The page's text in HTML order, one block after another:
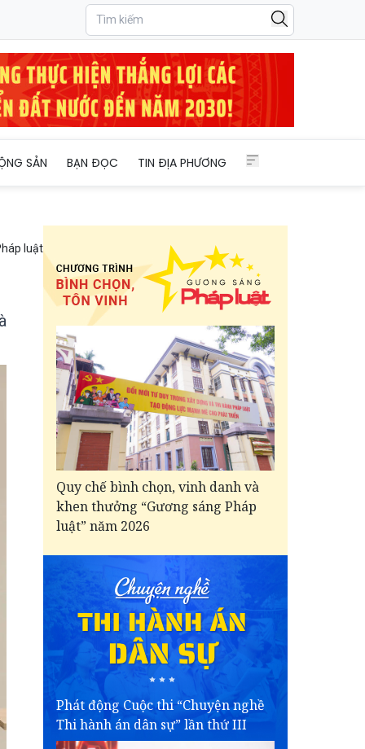
SẢN BẠN ĐỌC TIN ĐỊA PHƯƠNG
luật
Quy chế bình chọn, vinh danh và
khen thưởng “Gương sáng Pháp
luật” năm 2026
Phát động Cuộc thi “Chuyện nghề
Thi hành án dân sự” lần thứ III